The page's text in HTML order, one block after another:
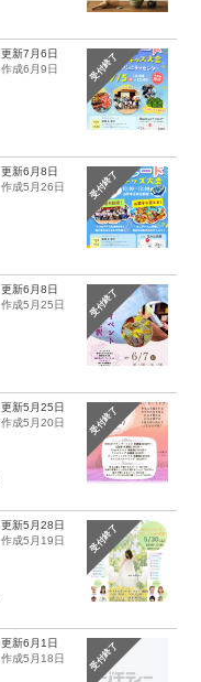
受付終了
更新7月6日
作成6月9日
受付終了
更新6月8日
作成5月26日
受付終了
更新6月8日
作成5月25日
受付終了
更新5月25日
作成5月20日
受付終了
更新5月28日
作成5月19日
受付終了
更新6月1日
作成5月18日